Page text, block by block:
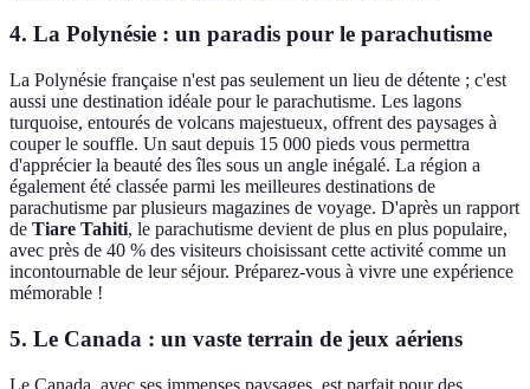
4. La Polynésie : un paradis pour le parachutisme
La Polynésie française n'est pas seulement un lieu de détente ; c'est
aussi une destination idéale pour le parachutisme. Les lagons
turquoise, entourés de volcans majestueux, offrent des paysages à
couper le souffle. Un saut depuis 15 000 pieds vous permettra
d'apprécier la beauté des îles sous un angle inégalé. La région a
également été classée parmi les meilleures destinations de
parachutisme par plusieurs magazines de voyage. D'après un rapport
de Tiare Tahiti, le parachutisme devient de plus en plus populaire,
avec près de 40 % des visiteurs choisissant cette activité comme un
incontournable de leur séjour. Préparez-vous à vivre une expérience
mémorable !
5. Le Canada : un vaste terrain de jeux aériens
Le Canada, avec ses immenses paysages, est parfait pour des